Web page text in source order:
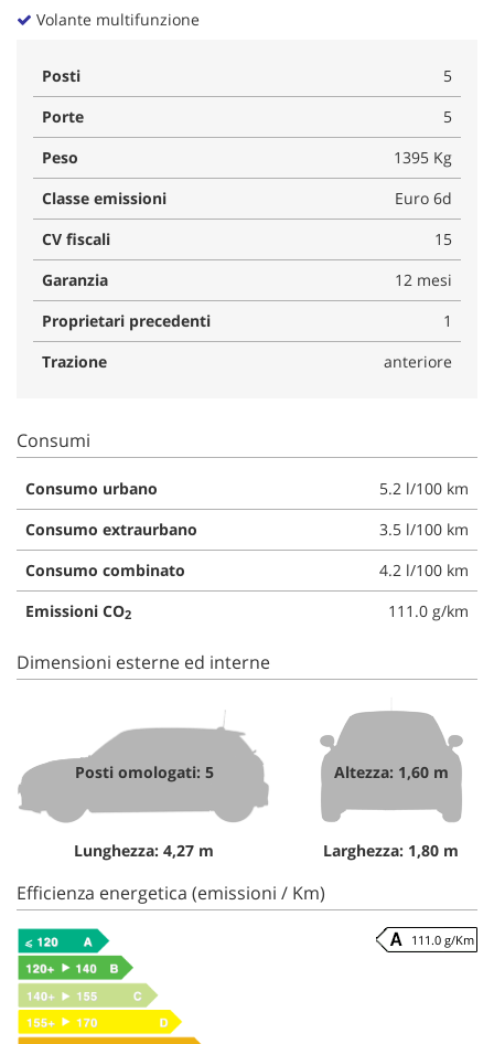
Volante multifunzione
Posti
5
Porte
5
Peso
1395 Kg
Classe emissioni
Euro 6d
CV fiscali
15
Garanzia
12 mesi
Proprietari precedenti
1
Trazione
anteriore
Consumi
Consumo urbano
5.2 l/100 km
Consumo extraurbano
3.5 l/100 km
Consumo combinato
4.2 l/100 km
Emissioni CO2 111.0 g/km
Dimensioni esterne ed interne
Posti omologati: 5
Lunghezza: 4,27 m
Altezza: 1,60 m
Larghezza: 1,80 m
Efficienza energetica (emissioni / Km)
111.0 g/Km